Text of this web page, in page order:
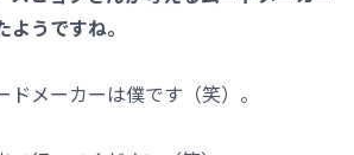
うですね。
メーカーは僕です（笑）。